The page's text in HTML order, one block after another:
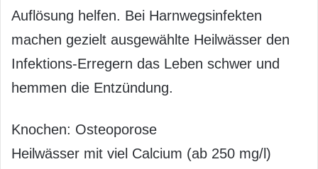
Auflösung helfen. Bei Harnwegsinfekten
machen gezielt ausgewählte Heilwässer den
Infektions-Erregern das Leben schwer und
hemmen die Entzündung.
Knochen: Osteoporose
Heilwässer mit viel Calcium (ab 250 mg/l)